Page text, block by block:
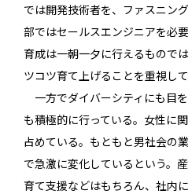
では開発技術者を、ファスニン
部ではセールスエンジニアを必
育成は一朝一夕に行えるもので
ツコツ育て上げることを重視して
一方でダイバーシティにも目
も積極的に行っている。女性に
占めている。もともと男社会の
で急激に変化しているという。
育て支援などはもちろん、社内